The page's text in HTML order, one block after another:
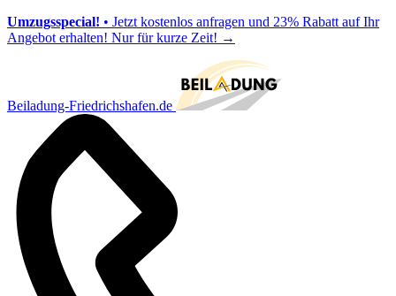
Umzugsspecial! • Jetzt kostenlos anfragen und 23% Rabatt auf Ihr
Angebot erhalten! Nur für kurze Zeit! →
Beiladung-Friedrichshafen.de